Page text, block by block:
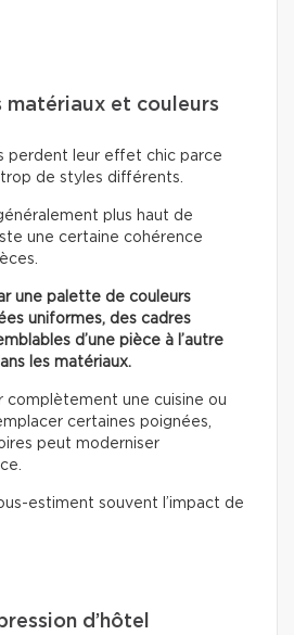
matériaux et couleurs
perdent leur effet chic parce
trop de styles différents.
plus haut de
une certaine cohérence
une palette de couleurs
uniformes, des cadres
d’une pièce à l’autre
les matériaux.
complètement une cuisine ou
certaines poignées,
peut moderniser
estiment souvent l’impact de
d’hôtel